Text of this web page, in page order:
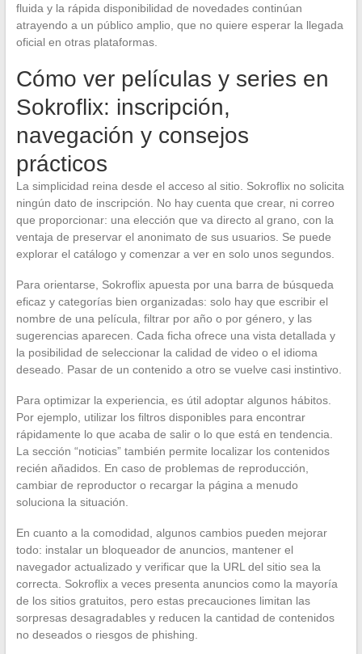
fluida y la rápida disponibilidad de novedades continúan
atrayendo a un público amplio, que no quiere esperar la llegada
oficial en otras plataformas.
Cómo ver películas y series en
Sokroflix: inscripción,
navegación y consejos
prácticos
La simplicidad reina desde el acceso al sitio. Sokroflix no solicita
ningún dato de inscripción. No hay cuenta que crear, ni correo
que proporcionar: una elección que va directo al grano, con la
ventaja de preservar el anonimato de sus usuarios. Se puede
explorar el catálogo y comenzar a ver en solo unos segundos.
Para orientarse, Sokroflix apuesta por una barra de búsqueda
eficaz y categorías bien organizadas: solo hay que escribir el
nombre de una película, filtrar por año o por género, y las
sugerencias aparecen. Cada ficha ofrece una vista detallada y
la posibilidad de seleccionar la calidad de video o el idioma
deseado. Pasar de un contenido a otro se vuelve casi instintivo.
Para optimizar la experiencia, es útil adoptar algunos hábitos.
Por ejemplo, utilizar los filtros disponibles para encontrar
rápidamente lo que acaba de salir o lo que está en tendencia.
La sección “noticias” también permite localizar los contenidos
recién añadidos. En caso de problemas de reproducción,
cambiar de reproductor o recargar la página a menudo
soluciona la situación.
En cuanto a la comodidad, algunos cambios pueden mejorar
todo: instalar un bloqueador de anuncios, mantener el
navegador actualizado y verificar que la URL del sitio sea la
correcta. Sokroflix a veces presenta anuncios como la mayoría
de los sitios gratuitos, pero estas precauciones limitan las
sorpresas desagradables y reducen la cantidad de contenidos
no deseados o riesgos de phishing.